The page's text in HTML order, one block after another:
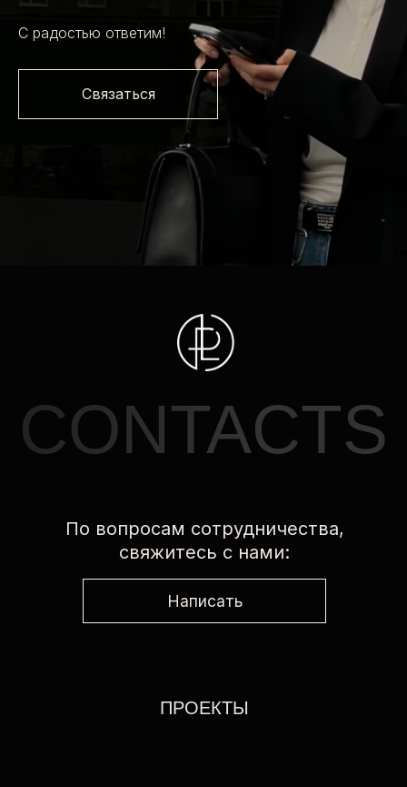
С радостью ответим!
Связаться
Made by Bo7